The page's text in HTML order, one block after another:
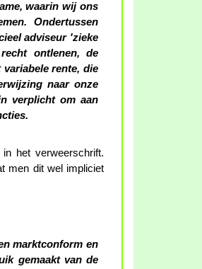
waarin wij ons
Ondertussen
adviseur 'zieke
ontlenen, de
rente, die
naar onze
verplicht om aan
het verweerschrift.
men dit wel impliciet
marktconform en
gemaakt van de